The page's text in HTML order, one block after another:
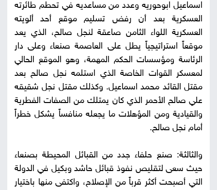
اسماعيل ابوحوريه وعدد من مساعديه في تحطم طائرته
العسكرية بعد أن رفض تسليم موقع أحد ألويته
العسكرية اللواء الثامن صاعقة لنجل صالح، الذي يعد
موقعاً استراتيجياً يطل على العاصمة صنعاء وعلى دار
الرئاسة ومؤسسات الحكم المهمة، وهو الموقع الحالي
لمعسكر القوات الخاصة الذي استلمه نجل صالح بعد
مقتل القائد محمد اسماعيل. وكذلك مقتل نجل شقيقه
علي صالح الأحمر الذي كان يمتلك من الصفات الفطرية
والقيادية ومن المؤهلات ما يجعله منافساً يشكل خطراً
أمام نجل صالح.
والثالثة: صنع حلفاء جدد من القبائل المحيطة بصنعاء
حيث سعى لتقليص نفوذ قبائل حاشد وبكيل في الدولة
التي أصبحت أكثر قرباً من الإصلاح، واكتفى منها باختيار